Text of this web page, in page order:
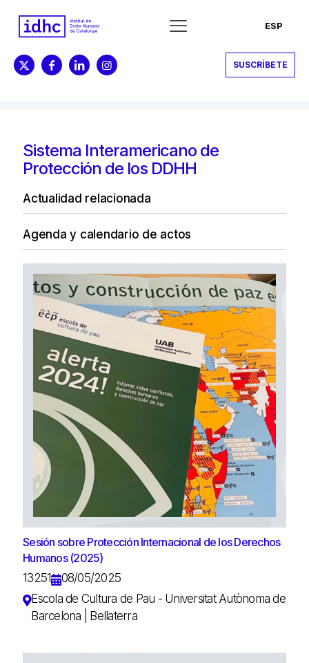
ESP
SUSCRÍBETE
Sistema Interamericano de
Protección de los DDHH
Actualidad relacionada
Agenda y calendario de actos
Sesión sobre Protección Internacional de los Derechos
Humanos (2025)
13251
08/05/2025
Escola de Cultura de Pau - Universitat Autònoma de
Barcelona | Bellaterra